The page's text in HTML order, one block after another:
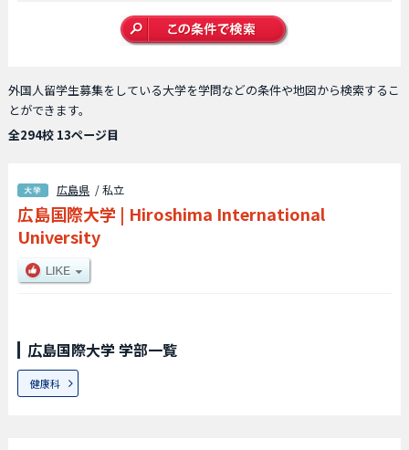
外国人留学生募集をしている大学を学問などの条件や地図から検索するこ
とができます。
全294校 13ページ目
広島県 / 私立
広島国際大学 | Hiroshima International
University
広島国際大学 学部一覧
健康科